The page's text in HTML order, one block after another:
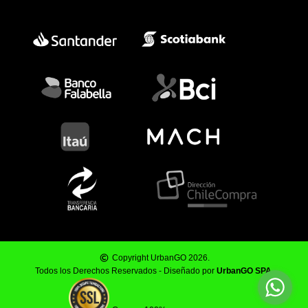
Copyright UrbanGO 2026.
Todos los Derechos Reservados - Diseñado por UrbanGO SPA.